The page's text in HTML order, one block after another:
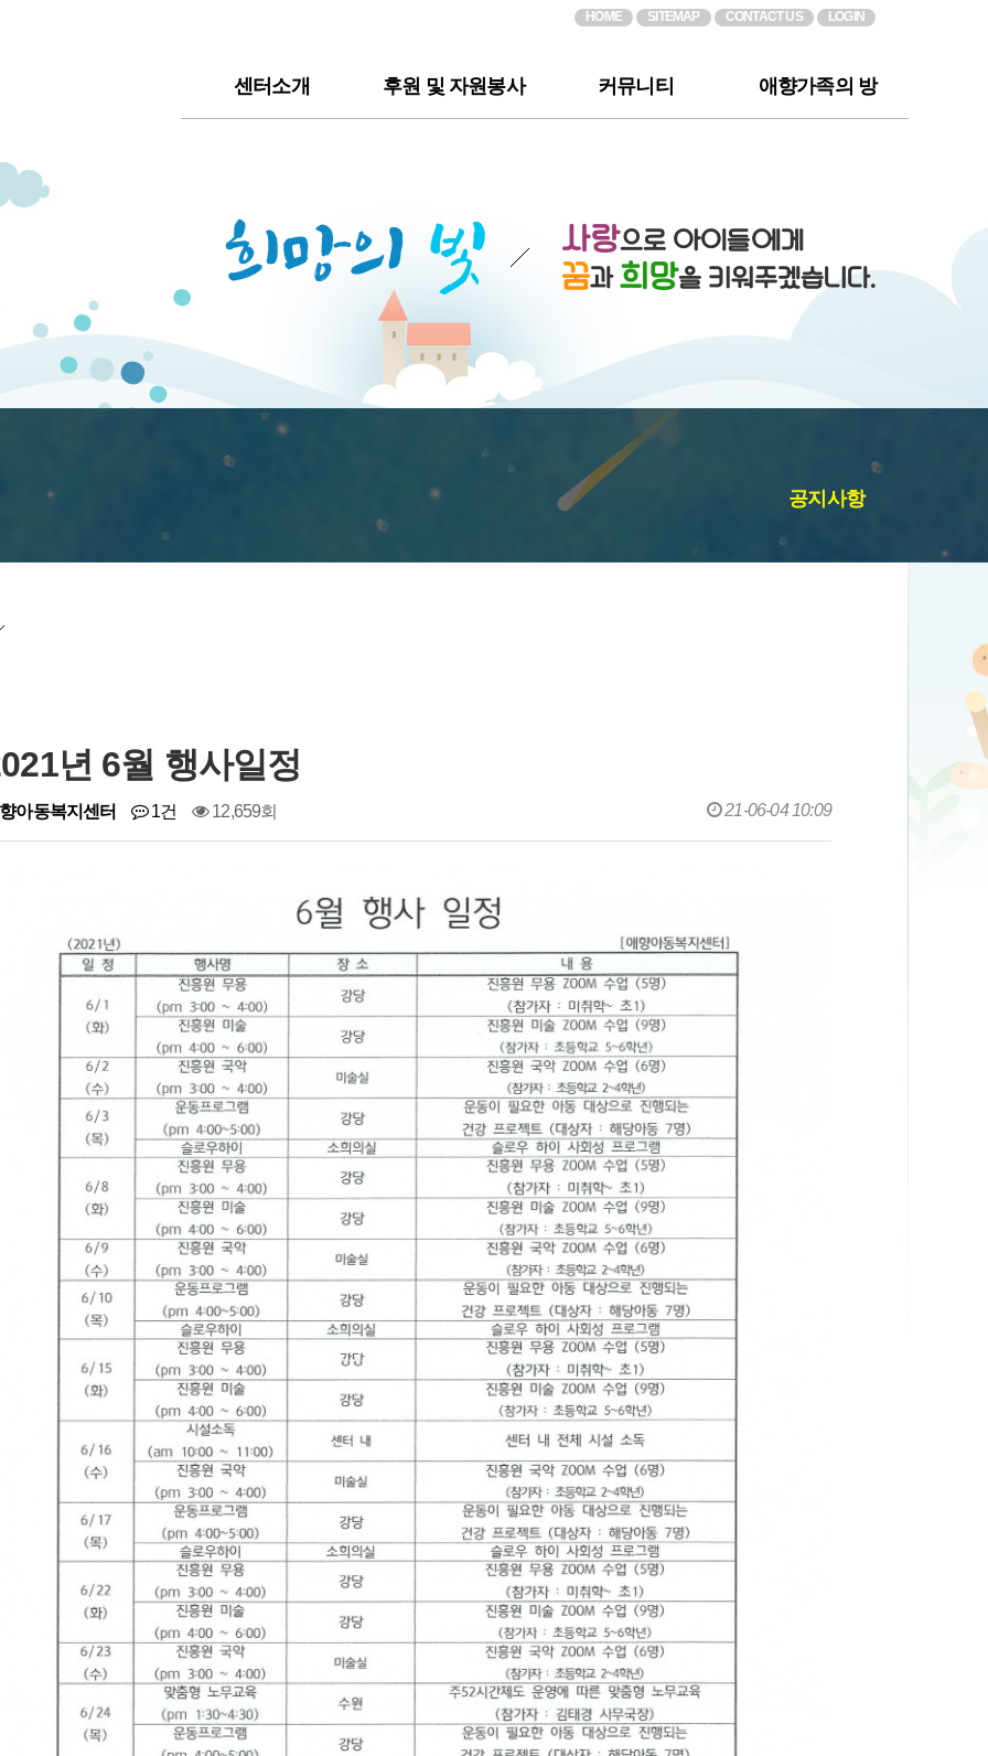
HOME SITEMAP CONTACT US LOGIN
센터소개
주요사업
시설소개
후원 및 자원봉사
문의하기
후원이야기
커뮤니티 애향가족의 방
공지사항
년 6월 행사일정
아동복지센터 1건 12,659회 21-06-04 10:09